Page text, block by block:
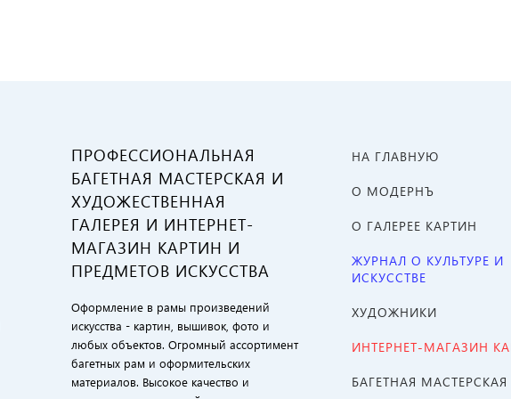
ПРОФЕССИОНАЛЬНАЯ
БАГЕТНАЯ МАСТЕРСКАЯ И
ХУДОЖЕСТВЕННАЯ
ГАЛЕРЕЯ И ИНТЕРНЕТ-
МАГАЗИН КАРТИН И
ПРЕДМЕТОВ ИСКУССТВА
Оформление в рамы произведений
искусства - картин, вышивок, фото и
любых объектов. Огромный ассортимент
багетных рам и оформительских
материалов. Высокое качество и
НА ГЛАВНУЮ
О МОДЕРНЪ
О ГАЛЕРЕЕ КАРТИН
ЖУРНАЛ О КУЛЬТУРЕ И
ИСКУССТВЕ
ХУДОЖНИКИ
ИНТЕРНЕТ-МАГАЗИН
БАГЕТНАЯ МАСТЕРСКАЯ